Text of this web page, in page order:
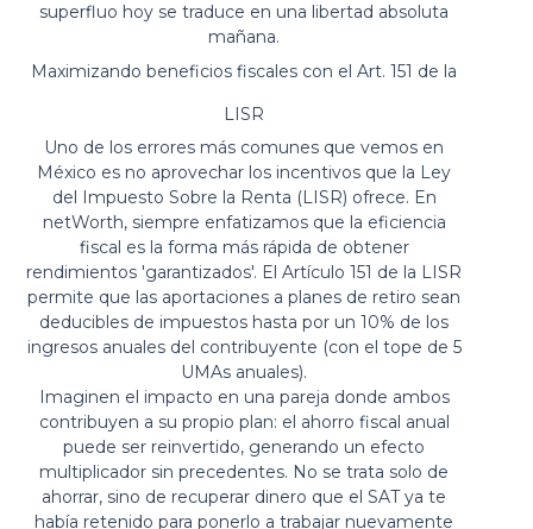
superfluo hoy se traduce en una libertad absoluta
mañana.
Maximizando beneficios fiscales con el Art. 151 de la
LISR
Uno de los errores más comunes que vemos en
México es no aprovechar los incentivos que la Ley
del Impuesto Sobre la Renta (LISR) ofrece. En
netWorth, siempre enfatizamos que la eficiencia
fiscal es la forma más rápida de obtener
rendimientos 'garantizados'. El Artículo 151 de la LISR
permite que las aportaciones a planes de retiro sean
deducibles de impuestos hasta por un 10% de los
ingresos anuales del contribuyente (con el tope de 5
UMAs anuales).
Imaginen el impacto en una pareja donde ambos
contribuyen a su propio plan: el ahorro fiscal anual
puede ser reinvertido, generando un efecto
multiplicador sin precedentes. No se trata solo de
ahorrar, sino de recuperar dinero que el SAT ya te
había retenido para ponerlo a trabajar nuevamente